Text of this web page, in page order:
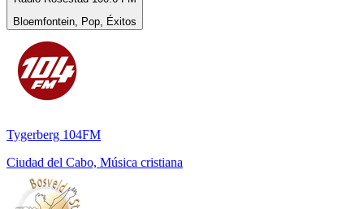
Bloemfontein, Pop, Éxitos
Tygerberg 104FM
Ciudad del Cabo, Música cristiana